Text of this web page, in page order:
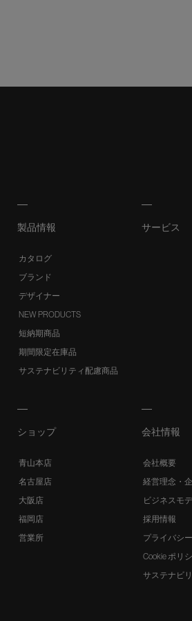
製品情報
カタログ
ブランド
デザイナー
NEW PRODUCTS
短納期商品
期間限定在庫品
サステナビリティ配慮商品
サービス
ショップ
青山本店
名古屋店
大阪店
福岡店
営業所
会社情報
会社概要
経営理念・
ビジネスモ
採用情報
プライバシ
Cookie ポリ
サステナビ